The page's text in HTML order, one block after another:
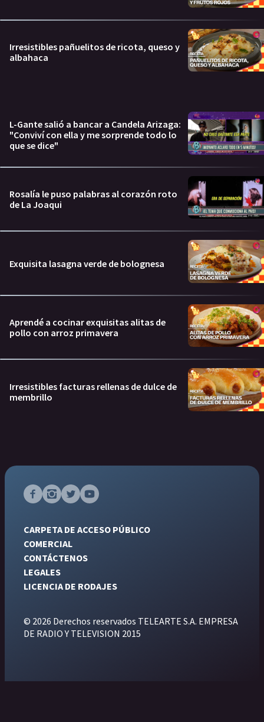
Irresistibles pañuelitos de ricota, queso y
albahaca
L-Gante salió a bancar a Candela Arizaga:
"Conviví con ella y me sorprende todo lo
que se dice"
Rosalía le puso palabras al corazón roto
de La Joaqui
Exquisita lasagna verde de bolognesa
Aprendé a cocinar exquisitas alitas de
pollo con arroz primavera
Irresistibles facturas rellenas de dulce de
membrillo
CARPETA DE ACCESO PÚBLICO
COMERCIAL
CONTÁCTENOS
LEGALES
LICENCIA DE RODAJES
© 2026 Derechos reservados TELEARTE S.A. EMPRESA
DE RADIO Y TELEVISION 2015